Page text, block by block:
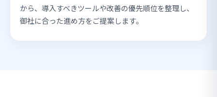
から、導入すべきツールや改善の優先順位を整理し、
御社に合った進め方をご提案します。